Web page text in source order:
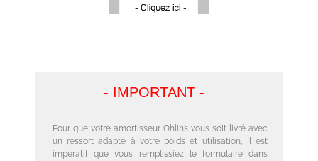
- IMPORTANT -
Pour que votre amortisseur Ohlins vous soit livré avec
un ressort adapté à votre poids et utilisation, Il est
impératif que vous remplissiez le formulaire dans